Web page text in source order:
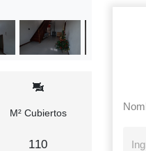
M² Cubiertos
110